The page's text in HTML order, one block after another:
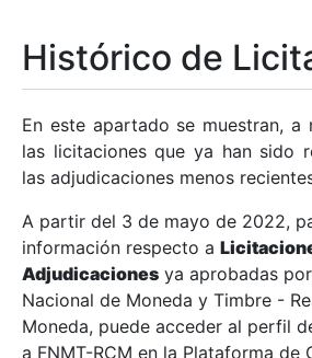
Mostrar/Ocultar
Mostrar/Ocultar
Mostrar/Ocultar
Histórico de
En este apartado se muestran, a
las licitaciones que ya han sido
las adjudicaciones menos
A partir del 3 de mayo de 2022,
información respecto a
Adjudicaciones ya aprobadas
Nacional de Moneda y Timbre -
Moneda, puede acceder al perfil
a FNMT-RCM en la Plataforma de